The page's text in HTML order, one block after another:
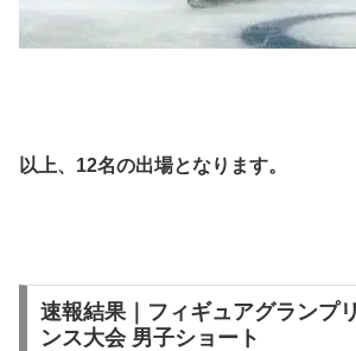
以上、 12名の出場となります。
速報結果｜フィギュアグランプ
ンス大会 男子ショート